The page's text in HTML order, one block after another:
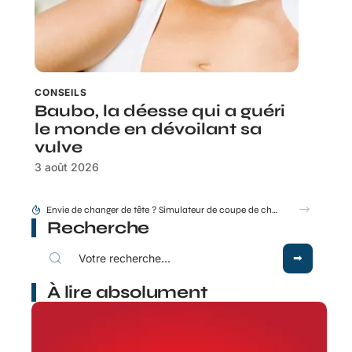
CONSEILS
Baubo, la déesse qui a guéri
le monde en dévoilant sa
vulve
3 août 2026
Recherche
À lire absolument